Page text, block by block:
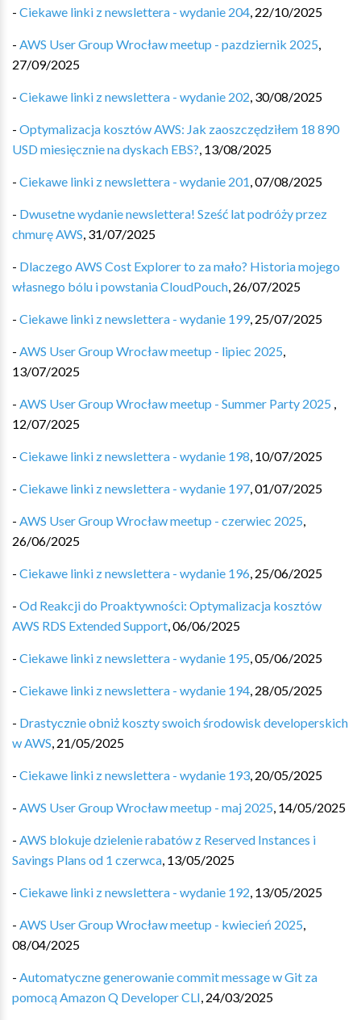
- Ciekawe linki z newslettera - wydanie 204, 22/10/2025
- AWS User Group Wrocław meetup - pazdziernik 2025,
27/09/2025
- Ciekawe linki z newslettera - wydanie 202, 30/08/2025
- Optymalizacja kosztów AWS: Jak zaoszczędziłem 18 890
USD miesięcznie na dyskach EBS?, 13/08/2025
- Ciekawe linki z newslettera - wydanie 201,07/08/2025
- Dwusetne wydanie newslettera! Sześć lat podróży przez
chmurę AWS, 31/07/2025
- Dlaczego AWS Cost Explorer to za mało? Historia mojego
własnego bólu i powstania CloudPouch, 26/07/2025
- Ciekawe linki z newslettera - wydanie 199, 25/07/2025
- AWS User Group Wrocław meetup - lipiec 2025,
13/07/2025
- AWS User Group Wrocław meetup - Summer Party 2025 ,
12/07/2025
- Ciekawe linki z newslettera - wydanie 198, 10/07/2025
- Ciekawe linki z newslettera - wydanie 197,01/07/2025
- AWS User Group Wrocław meetup - czerwiec 2025,
26/06/2025
- Ciekawe linki z newslettera - wydanie 196, 25/06/2025
- Od Reakcji do Proaktywności: Optymalizacja kosztów
AWS RDS Extended Support,06/06/2025
- Ciekawe linki z newslettera - wydanie 195,05/06/2025
- Ciekawe linki z newslettera - wydanie 194, 28/05/2025
- Drastycznie obniż koszty swoich środowisk developerskich
w AWS, 21/05/2025
- Ciekawe linki z newslettera - wydanie 193, 20/05/2025
- AWS User Group Wrocław meetup - maj 2025, 14/05/2025
- AWS blokuje dzielenie rabatów z Reserved Instances i
Savings Plans od 1 czerwca, 13/05/2025
- Ciekawe linki z newslettera - wydanie 192, 13/05/2025
- AWS User Group Wrocław meetup - kwiecień 2025,
08/04/2025
- Automatyczne generowanie commit message w Git za
pomocą Amazon Q Developer CLI, 24/03/2025